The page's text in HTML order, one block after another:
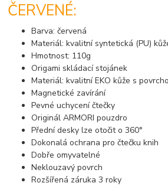
ČERVENÉ:
Barva: červená
Materiál: kvalitní syntetická (PU)
Hmotnost: 110g
Origami skládací stojánek
Materiál: kvalitní EKO kůže s
Magnetické zavírání
Pevné uchycení čtečky
Originál ARMORI pouzdro
Přední desky lze otočit o 360°
Dokonalá ochrana pro čtečku knih
Dobře omyvatelné
Neklouzavý povrch
Rozšířená záruka 3 roky